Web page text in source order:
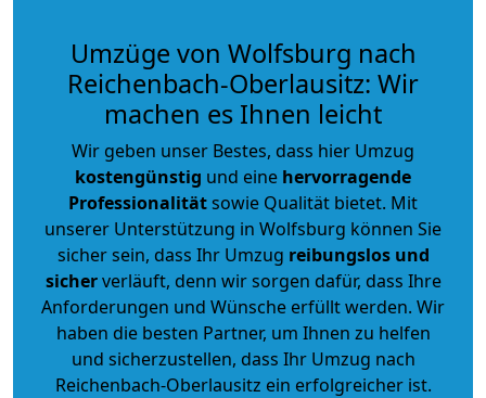
Umzüge von Wolfsburg nach
Reichenbach-Oberlausitz: Wir
machen es Ihnen leicht
Wir geben unser Bestes, dass hier Umzug
kostengünstig und eine hervorragende
Professionalitätsowie Qualität bietet. Mit
unserer Unterstützung in Wolfsburg können Sie
sicher sein, dass Ihr Umzug reibungslos und
sicherverläuft, denn wir sorgen dafür, dass Ihre
Anforderungen und Wünsche erfüllt werden. Wir
haben die besten Partner, um Ihnen zu helfen
und sicherzustellen, dass Ihr Umzug nach
Reichenbach-Oberlausitz ein erfolgreicher ist.